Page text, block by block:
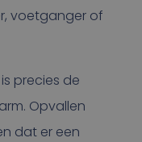
voetganger of
precies de
Opvallen
dat er een